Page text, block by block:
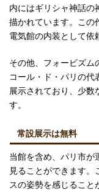
内にはギリシャ神話の
描かれています。この
電気館の内装として依
その他、フォービズム
コール・ド・パリの代
展示されており、少数
す。
常設展示は無料
当館を含め、パリ市が
見ることができます
スの姿勢を感じること